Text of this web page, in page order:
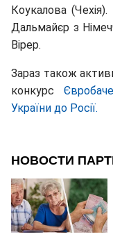
Коукалова
Дальмайєр з
Вірер.
Зараз також
конкурс
України до Росії.